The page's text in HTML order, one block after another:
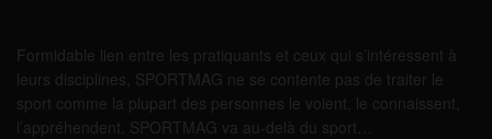
Formidable lien entre les pratiquants et ceux qui s’intéressent à
leurs disciplines, SPORTMAG ne se contente pas de traiter le
sport comme la plupart des personnes le voient, le connaissent,
l’appréhendent. SPORTMAG va au-delà du sport…